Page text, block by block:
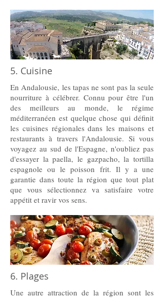
5. Cuisine
En Andalousie, les tapas ne sont pas la seule
nourriture à célébrer. Connu pour être l'un
des meilleurs au monde, le régime
méditerranéen est quelque chose qui définit
les cuisines régionales dans les maisons et
restaurants à travers l'Andalousie. Si vous
voyagez au sud de l'Espagne, n'oubliez pas
d'essayer la paella, le gazpacho, la tortilla
espagnole ou le poisson frit. Il y a une
garantie dans toute la région que tout plat
que vous sélectionnez va satisfaire votre
appétit et ravir vos sens.
6. Plages
Une autre attraction de la région sont les